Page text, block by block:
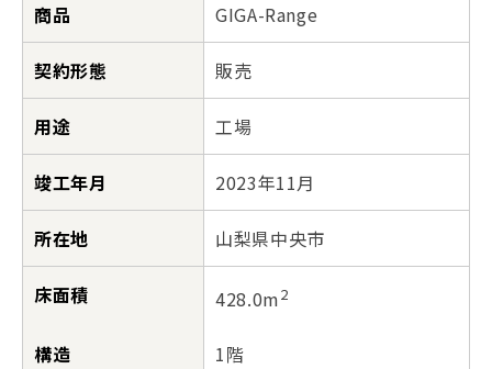
商品 GIGA-Range
契約形態 販売
用途 工場
竣工年月 2023年11月
所在地 山梨県中央市
床面積 428.0m2
構造 1階